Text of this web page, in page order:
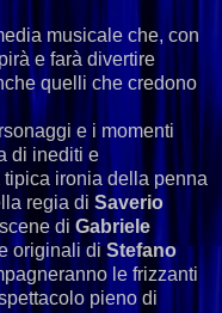
musicale che, con
e farà divertire
quelli che credono
e i momenti
di inediti e
ironia della penna
regia di Saverio
di Gabriele
originali diStefano
le frizzanti
pieno di